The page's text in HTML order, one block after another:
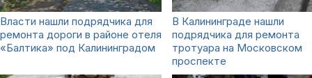
Власти нашли подрядчика для
ремонта дороги в районе отеля
«Балтика» под Калининградом
В Калининграде нашли
подрядчика для ремонта
тротуара на Московском
проспекте